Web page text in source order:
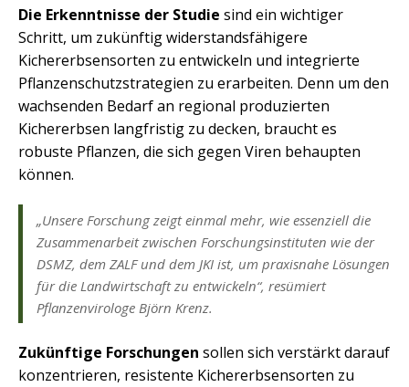
Die Erkenntnisse der Studie sind ein wichtiger
Schritt, um zukünftig widerstandsfähigere
Kichererbsensorten zu entwickeln und integrierte
Pflanzenschutzstrategien zu erarbeiten. Denn um den
wachsenden Bedarf an regional produzierten
Kichererbsen langfristig zu decken, braucht es
robuste Pflanzen, die sich gegen Viren behaupten
können.
„Unsere Forschung zeigt einmal mehr, wie essenziell die
Zusammenarbeit zwischen Forschungsinstituten wie der
DSMZ, dem ZALF und dem JKI ist, um praxisnahe Lösungen
für die Landwirtschaft zu entwickeln“, resümiert
Pflanzenvirologe Björn Krenz.
Zukünftige Forschungen sollen sich verstärkt darauf
konzentrieren, resistente Kichererbsensorten zu